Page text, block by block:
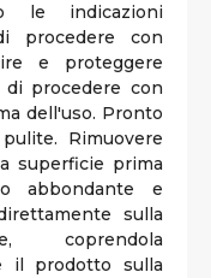
le indicazioni
procedere con
e proteggere
procedere con
dell'uso. Pronto
Rimuovere
superficie prima
abbondante e
sulla
coprendola
il prodotto sulla